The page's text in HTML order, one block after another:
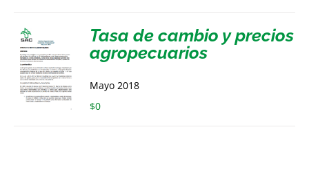
Tasa de cambio y precios
agropecuarios
Mayo 2018
$0